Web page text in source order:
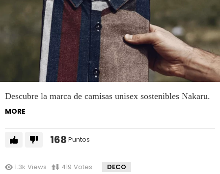
Descubre la marca de camisas unisex sostenibles Nakaru.
MORE
168 Puntos
1.3k Views 419 Votes DECO